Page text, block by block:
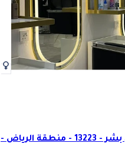
الشيخ عبدالعزيز بن عبدالرحمن بن بشر - 13223 - منطقة الرياض -